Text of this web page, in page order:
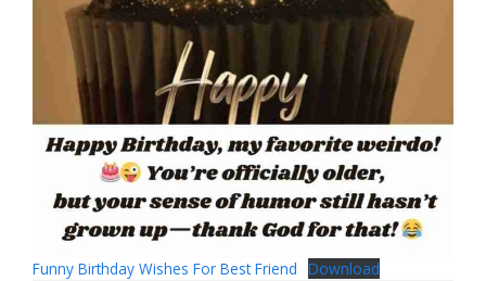
Funny Birthday Wishes For Best Friend Download